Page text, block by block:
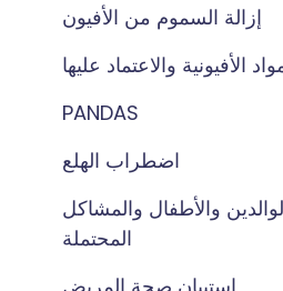
إزالة السموم من الأفيون
الأفيونية والاعتماد عليها
PANDAS
اضطراب الهلع
والأطفال والمشاكل
المحتملة